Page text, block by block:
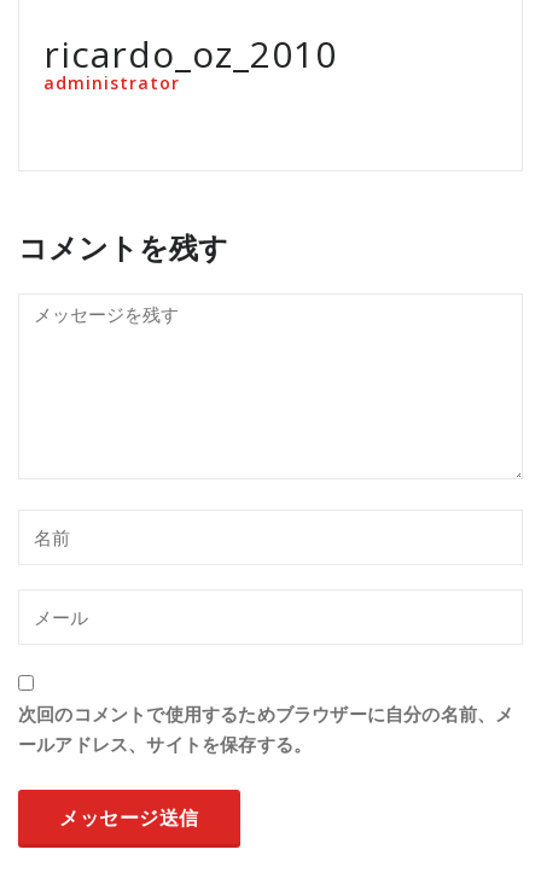
ricardo_oz_2010
administrator
コメントを残す
次回のコメントで使用するためブラウザーに自分の名前、メ
ールアドレス、サイトを保存する。